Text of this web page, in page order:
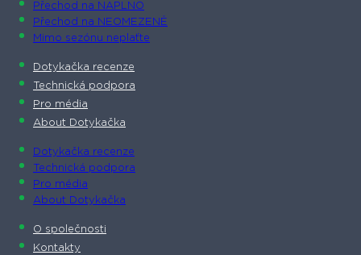
Přechod na NAPLNO
Přechod na NEOMEZENĚ
Mimo sezónu neplaťte
Dotykačka recenze
Technická podpora
Pro média
About Dotykačka
Dotykačka recenze
Technická podpora
Pro média
About Dotykačka
O společnosti
Kontakty